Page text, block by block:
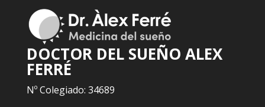
DOCTOR DEL SUEÑO ALEX
FERRÉ
Nº Colegiado: 34689